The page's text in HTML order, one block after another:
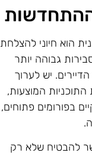
הוא חיוני להצלחת
גבוהה יותר
יש לערוך
המוצעות,
בפורומים פתוחים,
להבטיח שלא רק